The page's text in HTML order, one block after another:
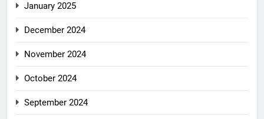
January 2025
December 2024
November 2024
October 2024
September 2024